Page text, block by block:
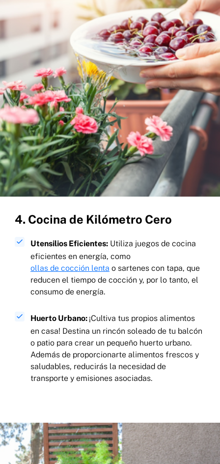
4. Cocina de Kilómetro Cero
Utensilios Eficientes: Utiliza juegos de cocina
eficientes en energía, como
ollas de cocción lenta o sartenes con tapa, que
reducen el tiempo de cocción y, por lo tanto, el
consumo de energía.
Huerto Urbano: ¡Cultiva tus propios alimentos
en casa! Destina un rincón soleado de tu balcón
o patio para crear un pequeño huerto urbano.
Además de proporcionarte alimentos frescos y
saludables, reducirás la necesidad de
transporte y emisiones asociadas.